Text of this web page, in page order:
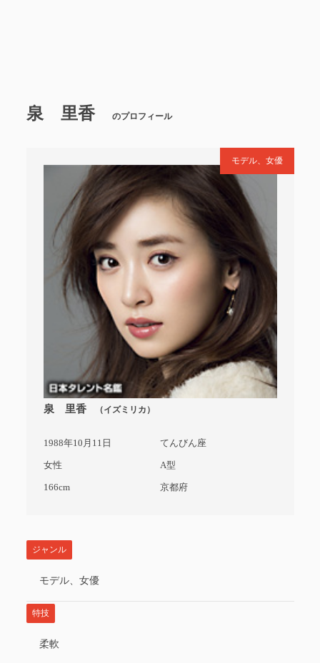
泉 里香 のプロフィール
モデル、女優
泉 里香 （イズミリカ）
1988年10月11日 てんびん座
女性 A型
166cm 京都府
ジャンル
モデル、女優
特技
柔軟